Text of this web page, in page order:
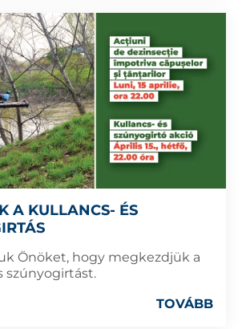
A KULLANCS- ÉS
Önöket, hogy megkezdjük a
szúnyogirtást.
TOVÁBB